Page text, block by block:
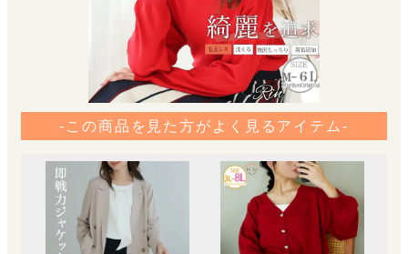
-この商品を見た方がよく見るアイテム-